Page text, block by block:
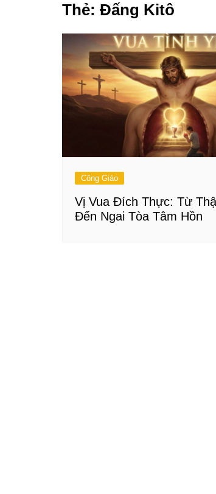
Thẻ: Đấng Kitô
Công Giáo
Vị Vua Đích Thực: Từ
Đến Ngai Tòa Tâm Hồn